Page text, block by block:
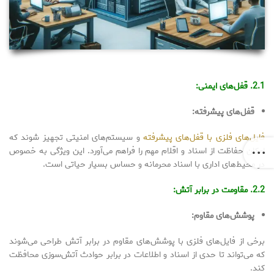
2.1. قفل‌های ایمنی:
قفل‌های پیشرفته:
فایل‌های فلزی با قفل‌های پیشرفته و سیستم‌های امنیتی تجهیز شوند که
امکان حفاظت از اسناد و اقلام مهم را فراهم می‌آورد. این ویژگی به خصوص
در محیط‌های اداری با اسناد محرمانه و حساس بسیار حیاتی است.
2.2. مقاومت در برابر آتش:
پوشش‌های مقاوم:
برخی از فایل‌های فلزی با پوشش‌های مقاوم در برابر آتش طراحی می‌شوند
که می‌تواند تا حدی از اسناد و اطلاعات در برابر حوادث آتش‌سوزی محافظت
کند.